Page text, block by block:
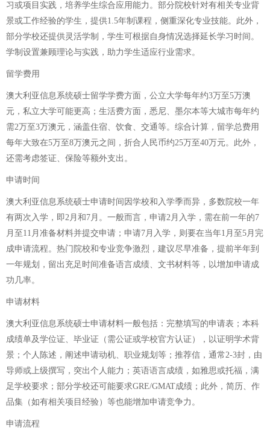
习或项目实践，培养学生综合应用能力。部分院校针对有相关专业背
景或工作经验的学生，提供1.5年制课程，侧重深化专业技能。此外，
部分学校还提供灵活学制，学生可根据自身情况选择延长学习时间。
学制设置兼顾理论与实践，助力学生适应行业需求。
留学费用
澳大利亚信息系统硕士留学学费方面，公立大学每年约3万至5万澳
元，私立大学可能更高；生活费方面，悉尼、墨尔本等大城市每年约
需2万至3万澳元，涵盖住宿、饮食、交通等。综合计算，留学总费用
每年大致在5万至8万澳元之间，折合人民币约25万至40万元。此外，
还需考虑签证、保险等额外支出。
申请时间
澳大利亚信息系统硕士申请时间因学校和入学季而异，多数院校一年
有两次入学，即2月和7月。一般而言，申请2月入学，需在前一年的7
月至11月准备材料并提交申请；申请7月入学，则要在当年1月至5月完
成申请流程。热门院校和专业竞争激烈，建议尽早准备，提前半年到
一年规划，留出充足时间准备语言成绩、文书材料等，以增加申请成
功几率。
申请材料
澳大利亚信息系统硕士申请材料一般包括：完整填写的申请表；本科
成绩单及学位证、毕业证（需公证或学校官方认证），以证明学术背
景；个人陈述，阐述申请动机、职业规划等；推荐信，通常2-3封，由
导师或上级撰写，突出个人能力；英语语言成绩，如雅思或托福，满
足学校要求；部分学校还可能要求GRE/GMAT成绩；此外，简历、作
品集（如有相关项目经验）等也能增加申请竞争力。
申请流程